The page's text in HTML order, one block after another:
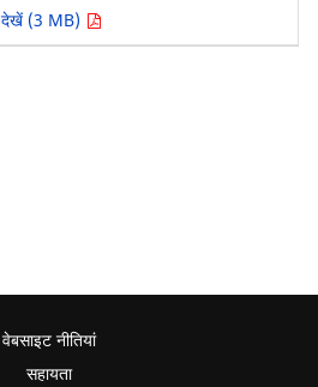
देखें (3 MB)
वेबसाइट नीतियां
सहायता